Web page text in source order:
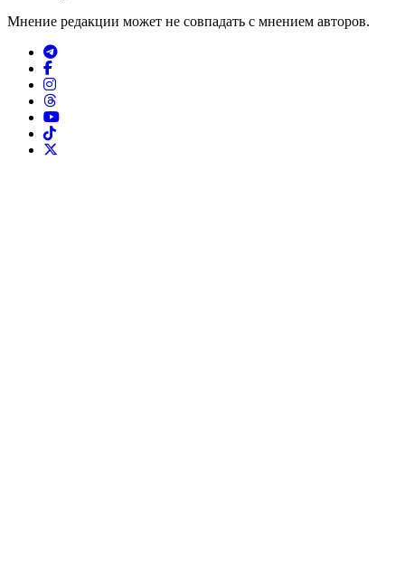
Мнение редакции может не совпадать с мнением авторов.